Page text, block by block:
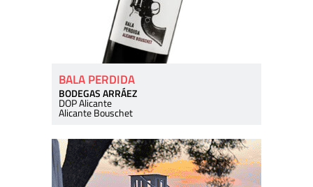
BALA PERDIDA
BODEGAS ARRÁEZ
DOP Alicante
Alicante Bouschet